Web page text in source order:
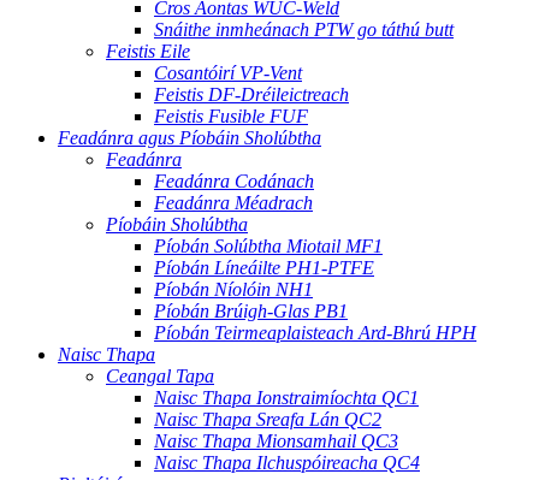
Cros Aontas WUC-Weld
Snáithe inmheánach PTW go táthú butt
Feistis Eile
Cosantóirí VP-Vent
Feistis DF-Dréileictreach
Feistis Fusible FUF
Feadánra agus Píobáin Sholúbtha
Feadánra
Feadánra Codánach
Feadánra Méadrach
Píobáin Sholúbtha
Píobán Solúbtha Miotail MF1
Píobán Líneáilte PH1-PTFE
Píobán Níolóin NH1
Píobán Brúigh-Glas PB1
Píobán Teirmeaplaisteach Ard-Bhrú HPH
Naisc Thapa
Ceangal Tapa
Naisc Thapa Ionstraimíochta QC1
Naisc Thapa Sreafa Lán QC2
Naisc Thapa Mionsamhail QC3
Naisc Thapa Ilchuspóireacha QC4